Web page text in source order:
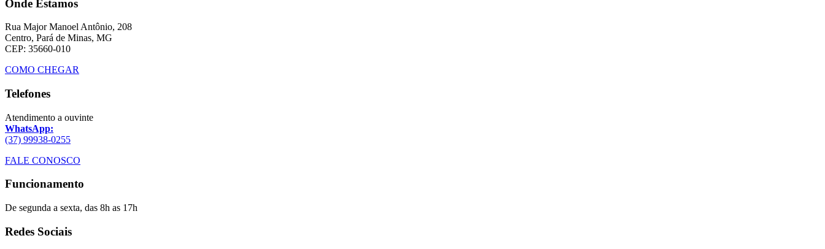
Onde Estamos
Rua Major Manoel Antônio, 208
Centro, Pará de Minas, MG
CEP: 35660-010
COMO CHEGAR
Telefones
Atendimento a ouvinte
WhatsApp:
(37) 99938-0255
FALE CONOSCO
Funcionamento
De segunda a sexta, das 8h as 17h
Redes Sociais